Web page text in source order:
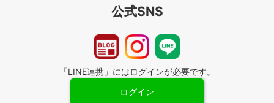
公式SNS
「LINE連携」にはログインが必要です。
ログイン